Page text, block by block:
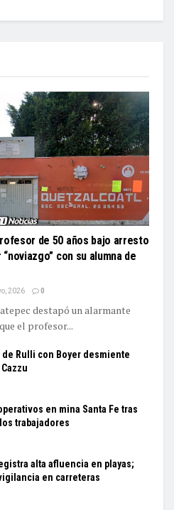
de 50 años bajo arresto
con su alumna de
2026 0
destapó un alarmante
el profesor...
de Rulli con Boyer desmiente
en mina Santa Fe tras
trabajadores
alta afluencia en playas;
en carreteras